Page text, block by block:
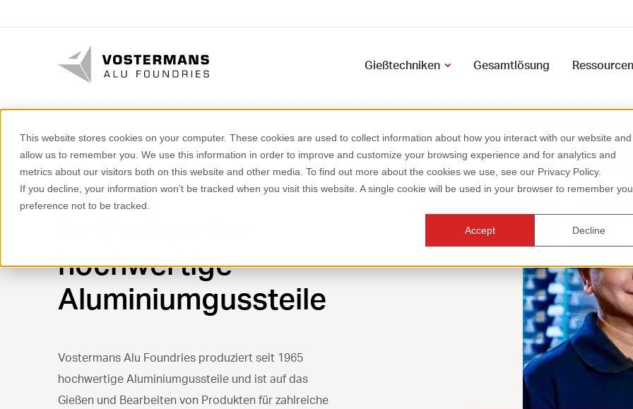
This website stores cookies on your computer. These cookies are used to collect information about how you interact with our website and
allow us to remember you. We use this information in order to improve and customize your browsing experience and for analytics and
metrics about our visitors both on this website and other media. To find out more about the cookies we use, see our Privacy Policy.
If you decline, your information won’t be tracked when you visit this website. A single cookie will be used in your browser to remember
preference not to be tracked.
Accept Decline
Gießtechniken Gesamtlösung Ressourcen
VOSTERMANS ALU FOUNDRIES
hochwertige
Aluminiumgussteile
Vostermans Alu Foundries produziert seit 1965
hochwertige Aluminiumgussteile und ist auf das
Gießen und Bearbeiten von Produkten für zahlreiche